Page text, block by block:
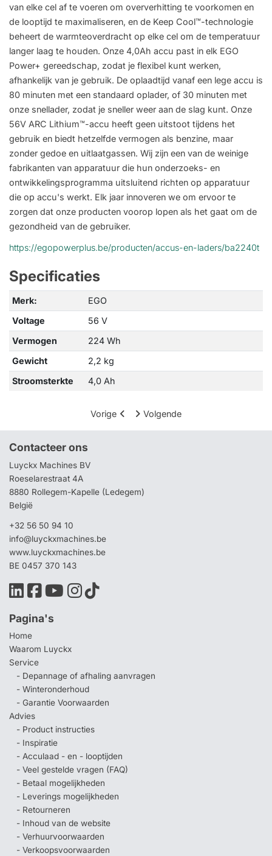
van elke cel af te voeren om oververhitting te voorkomen en
de looptijd te maximaliseren, en de Keep Cool™-technologie
beheert de warmteoverdracht op elke cel om de temperatuur
langer laag te houden. Onze 4,0Ah accu past in elk EGO
Power+ gereedschap, zodat je flexibel kunt werken,
afhankelijk van je gebruik. De oplaadtijd vanaf een lege accu is
80 minuten met een standaard oplader, of 30 minuten met
onze snellader, zodat je sneller weer aan de slag kunt. Onze
56V ARC Lithium™-accu heeft geen uitstoot tijdens het
gebruik en biedt hetzelfde vermogen als benzine, maar
zonder gedoe en uitlaatgassen. Wij zijn een van de weinige
fabrikanten van apparatuur die hun onderzoeks- en
ontwikkelingsprogramma uitsluitend richten op apparatuur
die op accu's werkt. Elk jaar innoveren we om ervoor te
zorgen dat onze producten voorop lopen als het gaat om de
gezondheid van de gebruiker.
https://egopowerplus.be/producten/accus-en-laders/ba2240t
Specificaties
Merk:
EGO
Voltage
56 V
Vermogen
224 Wh
Gewicht
2,2 kg
Stroomsterkte
4,0 Ah
Vorige Volgende
Contacteer ons
Luyckx Machines BV
Roeselarestraat 4A
8880 Rollegem-Kapelle (Ledegem)
België
+32 56 50 94 10
info@luyckxmachines.be
www.luyckxmachines.be
BE 0457 370 143
Pagina's
Home
Waarom Luyckx
Service
- Depannage of afhaling aanvragen
- Winteronderhoud
- Garantie Voorwaarden
Advies
- Product instructies
- Inspiratie
- Acculaad - en - looptijden
- Veel gestelde vragen (FAQ)
- Betaal mogelijkheden
- Leverings mogelijkheden
- Retourneren
- Inhoud van de website
- Verhuurvoorwaarden
- Verkoopsvoorwaarden